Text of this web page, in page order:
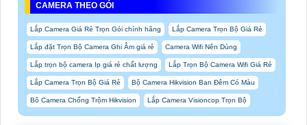
CAMERA THEO GÓI
Lắp Camera Giá Rẻ Trọn Gói chính hãng Lắp Camera Trọn Bộ Giá Rẻ
Lắp đặt Trọn Bộ Camera Ghi Âm giá rẻ Camera Wifi Nên Dùng
Lắp trọn bộ camera Ip giá rẻ chất lượng Lắp Trọn Bộ Camera Wifi Giá Rẻ
Lắp Camera Trọn Bộ Giá Rẻ Bộ Camera Hikvision Ban Đêm Có Màu
Bô Camera Chống Trộm Hikvision Lắp Camera Visioncop Trọn Bộ